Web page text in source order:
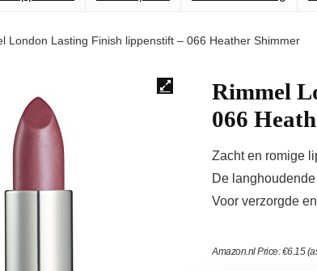
London Lasting Finish lippenstift – 066 Heather Shimmer
Rimmel
066
Zacht en romige
De
Voor verzorgde
Amazon.nl Price:€6.15